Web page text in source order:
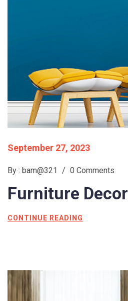
September 27, 2023
By : bam@321 / 0 Comments
Furniture Decor
CONTINUE READING